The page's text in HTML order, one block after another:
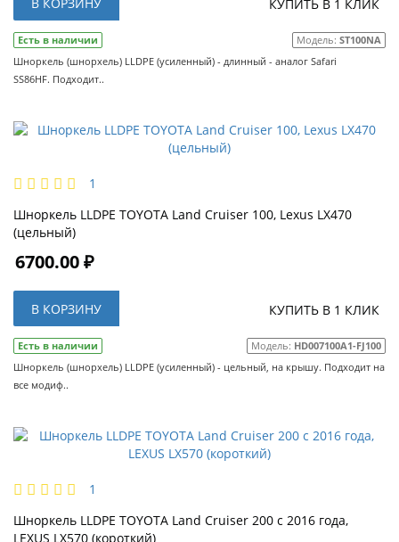
КУПИТЬ В 1 КЛИК
Есть в наличии Модель: ST100NA
Шноркель (шнорхель) LLDPE (усиленный) - длинный - аналог Safari
SS86HF. Подходит..
1
Шноркель LLDPE TOYOTA Land Cruiser 100, Lexus LX470
(цельный)
6700.00 ₽
В КОРЗИНУ КУПИТЬ В 1 КЛИК
Есть в наличии Модель: HD007100A1-FJ100
Шноркель (шнорхель) LLDPE (усиленный) - цельный, на крышу. Подходит на
все модиф..
1
Шноркель LLDPE TOYOTA Land Cruiser 200 с 2016 года,
LEXUS LX570 (короткий)